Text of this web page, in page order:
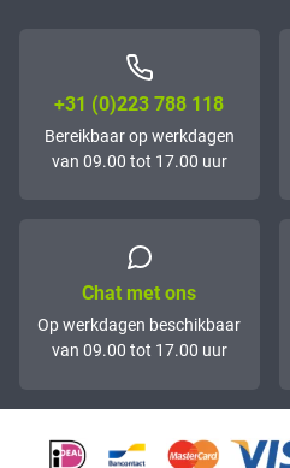
+31 (0)223 788 118
Bereikbaar op werkdagen
van 09.00 tot 17.00 uur
Chat met ons
Op werkdagen beschikbaar
van 09.00 tot 17.00 uur